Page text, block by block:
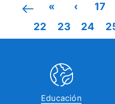
« ‹ 17
22
23 24
Educación